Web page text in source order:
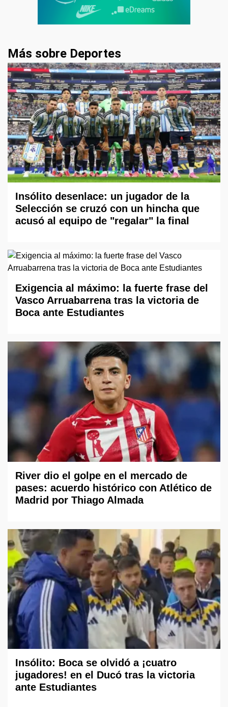
Más sobre Deportes
Insólito desenlace: un jugador de la
Selección se cruzó con un hincha que
acusó al equipo de "regalar" la final
Exigencia al máximo: la fuerte frase del
Vasco Arruabarrena tras la victoria de
Boca ante Estudiantes
River dio el golpe en el mercado de
pases: acuerdo histórico con Atlético de
Madrid por Thiago Almada
Insólito: Boca se olvidó a ¡cuatro
jugadores! en el Ducó tras la victoria
ante Estudiantes